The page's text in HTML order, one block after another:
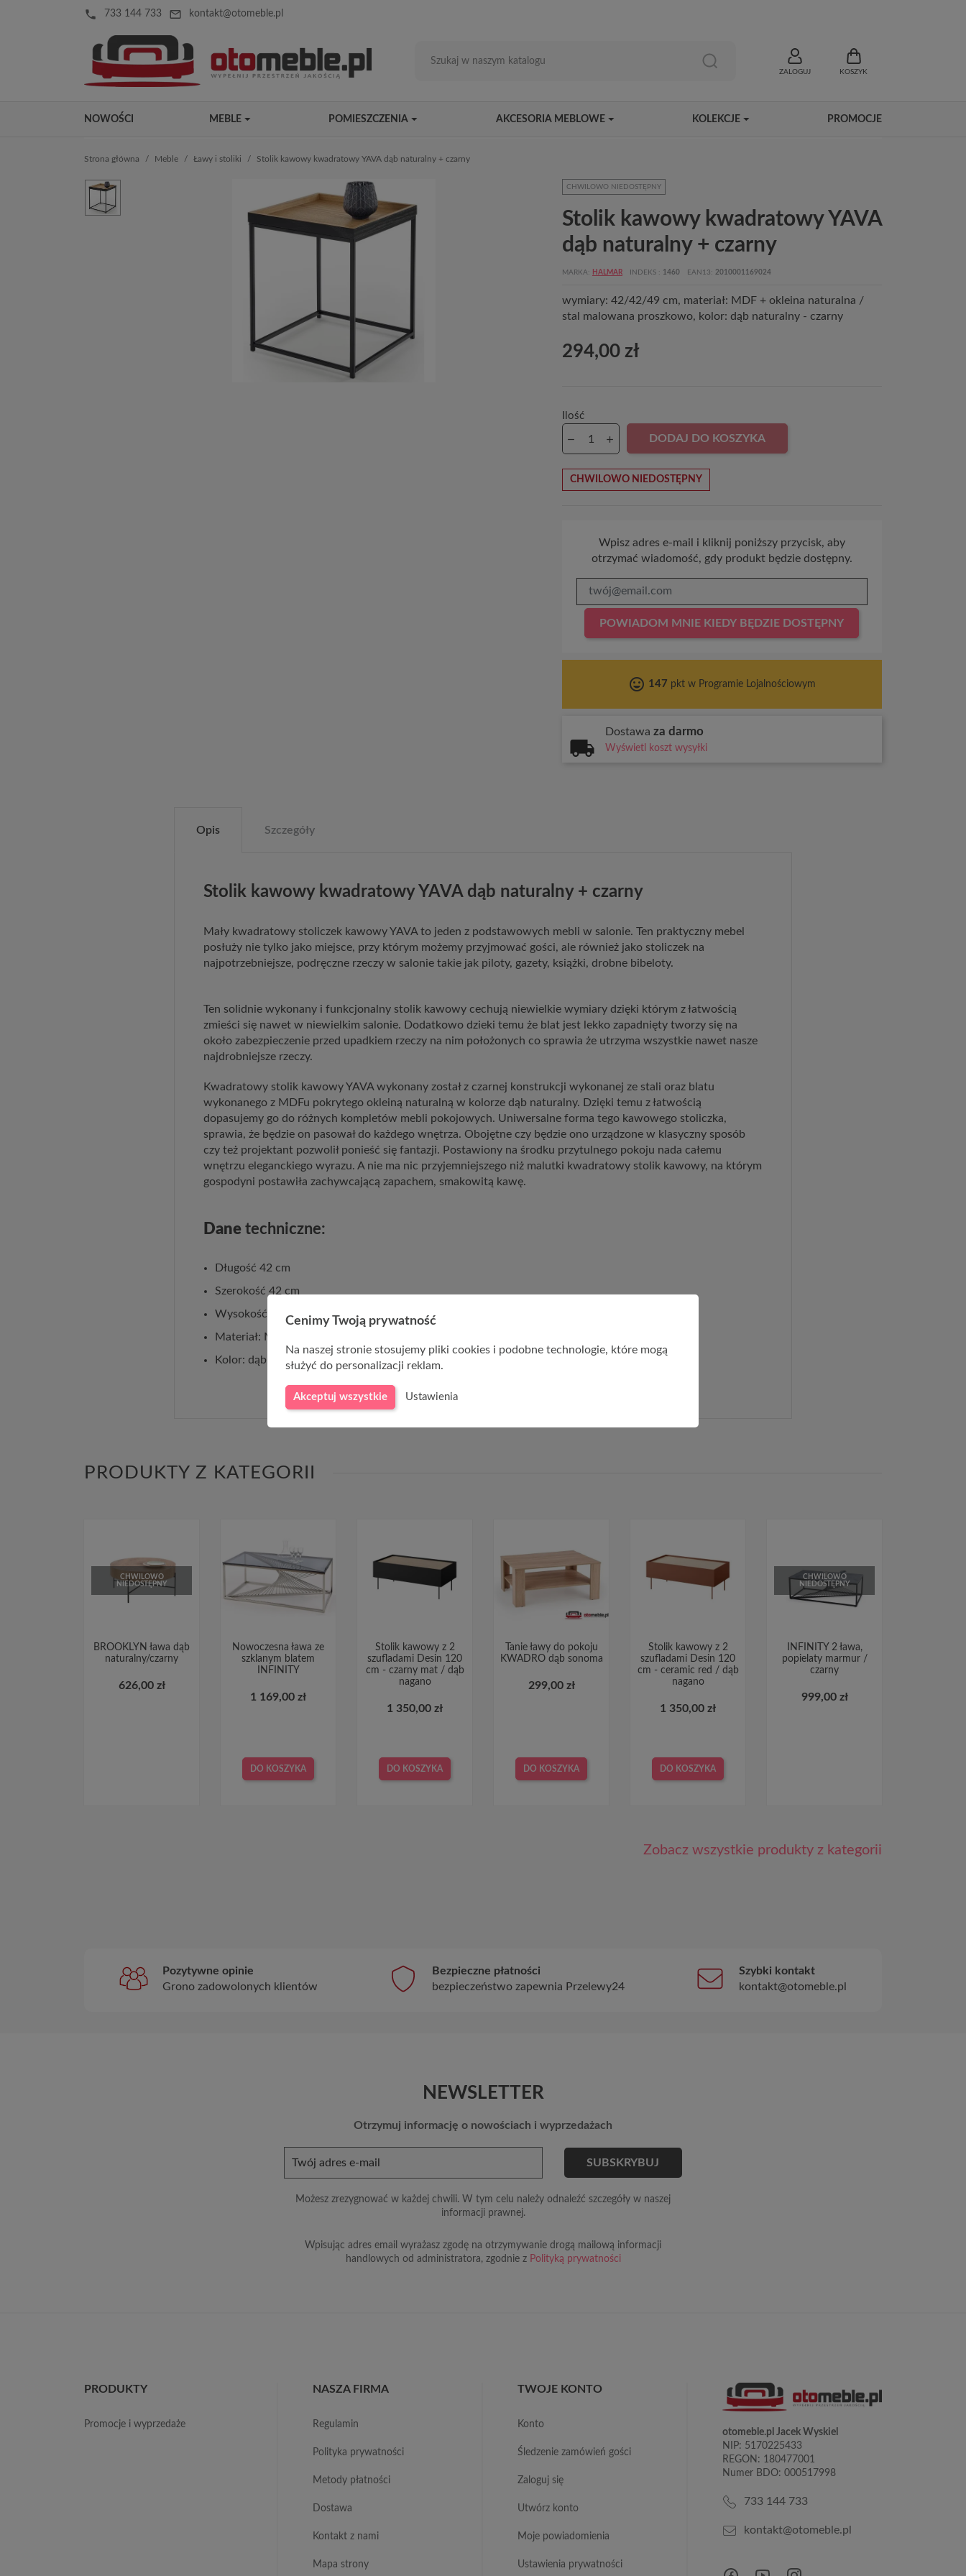
local_phone 733 144 733 mail_outline kontakt@otomeble.pl
ZALOGUJ KOSZYK
NOWOŚCI MEBLE POMIESZCZENIA AKCESORIA MEBLOWE KOLEKCJE PROMOCJE
Strona główna Meble Ławy i stoliki Stolik kawowy kwadratowy YAVA dąb naturalny + czarny
CHWILOWO NIEDOSTĘPNY
Stolik kawowy kwadratowy YAVA
dąb naturalny + czarny
MARKA HALMAR INDEKS 1460 EAN13 2010001169024
wymiary: 42/42/49 cm, materiał: MDF + okleina naturalna /
stal malowana proszkowo, kolor: dąb naturalny - czarny
294,00 zł
Ilość
DODAJ DO KOSZYKA
CHWILOWO NIEDOSTĘPNY
Wpisz adres e-mail i kliknij poniższy przycisk, aby
otrzymać wiadomość, gdy produkt będzie dostępny.
POWIADOM MNIE KIEDY BĘDZIE DOSTĘPNY
tag_faces 147 pkt w Programie Lojalnościowym
Dostawa za darmo
Wyświetl koszt wysyłki
Opis Szczegóły
Stolik kawowy kwadratowy YAVA dąb naturalny + czarny
Mały kwadratowy stoliczek kawowy YAVA to jeden z podstawowych mebli w salonie. Ten praktyczny mebel
posłuży nie tylko jako miejsce, przy którym możemy przyjmować gości, ale również jako stoliczek na
najpotrzebniejsze, podręczne rzeczy w salonie takie jak piloty, gazety, książki, drobne bibeloty.
Ten solidnie wykonany i funkcjonalny stolik kawowy cechują niewielkie wymiary dzięki którym z łatwością
zmieści się nawet w niewielkim salonie. Dodatkowo dzieki temu że blat jest lekko zapadnięty tworzy się na
około zabezpieczenie przed upadkiem rzeczy na nim położonych co sprawia że utrzyma wszystkie nawet nasze
najdrobniejsze rzeczy.
Kwadratowy stolik kawowy YAVA wykonany został z czarnej konstrukcji wykonanej ze stali oraz blatu
wykonanego z MDFu pokrytego okleiną naturalną w kolorze dąb naturalny. Dzięki temu z łatwością
dopasujemy go do różnych kompletów mebli pokojowych. Uniwersalne forma tego kawowego stoliczka,
sprawia, że będzie on pasował do każdego wnętrza. Obojętne czy będzie ono urządzone w klasyczny sposób
czy też projektant pozwolił ponieść się fantazji. Postawiony na środku przytulnego pokoju nada całemu
wnętrzu eleganckiego wyrazu. A nie ma nic przyjemniejszego niż malutki kwadratowy stolik kawowy, na którym
gospodyni postawiła zachywcającą zapachem, smakowitą kawę.
Danetechniczne:
Długość 42 cm
Szerokość 42 cm
Wysokość 49 cm
Materiał: MDF + okleina naturalna / stal malowana proszkowo
Kolor: dąb naturalny - czarny
PRODUKTY Z KATEGORII
CHWILOWO
NIEDOSTĘPNY
BROOKLYN ława dąb
naturalny/czarny
626,00 zł
Nowoczesna ława ze
szklanym blatem
INFINITY
1 169,00 zł
DO KOSZYKA
Stolik kawowy z 2
szufladami Desin 120
cm - czarny mat / dąb
nagano
1 350,00 zł
DO KOSZYKA
Tanie ławy do pokoju
KWADRO dąb sonoma
299,00 zł
DO KOSZYKA
Stolik kawowy z 2
szufladami Desin 120
cm - ceramic red / dąb
nagano
1 350,00 zł
DO KOSZYKA
CHWILOWO
NIEDOSTĘPNY
INFINITY 2 ława,
popielaty marmur /
czarny
999,00 zł
Zobacz wszystkie produkty z kategorii
Pozytywne opinie
Grono zadowolonych klientów
Bezpieczne płatności
bezpieczeństwo zapewnia Przelewy24
Szybki kontakt
kontakt@otomeble.pl
NEWSLETTER
Otrzymuj informację o nowościach i wyprzedażach
Możesz zrezygnować w każdej chwili. W tym celu należy odnaleźć szczegóły w naszej
informacji prawnej.
Wpisując adres email wyrażasz zgodę na otrzymywanie drogą mailową informacji
handlowych od administratora, zgodnie z Polityką prywatności
PRODUKTY
promocje i wyprzedaże
NASZA FIRMA
regulamin
polityka prywatności
metody płatności
dostawa
kontakt z nami
mapa strony
TWOJE KONTO
konto
śledzenie zamówień gości
zaloguj się
utwórz konto
moje powiadomienia
ustawienia prywatności
otomeble.pl Jacek Wyskiel
NIP: 5170225433
REGON: 180477001
Numer BDO: 000517998
733 144 733
kontakt@otomeble.pl
Cenimy Twoją prywatność
Na naszej stronie stosujemy pliki cookies i podobne technologie, które mogą
służyć do personalizacji reklam.
Akceptuj wszystkie Ustawienia